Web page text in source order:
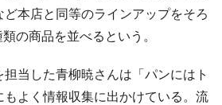
本店と同等のラインアップをそろ
の商品を並べるという。
当した青柳暁さんは「パンにはト
もよく情報収集に出かけている。流